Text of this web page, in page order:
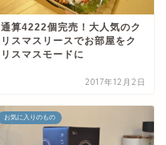
通算4222個完売！大人気のク
リスマスリースでお部屋をク
リスマスモードに
2017年12月2日
お気に入りのもの